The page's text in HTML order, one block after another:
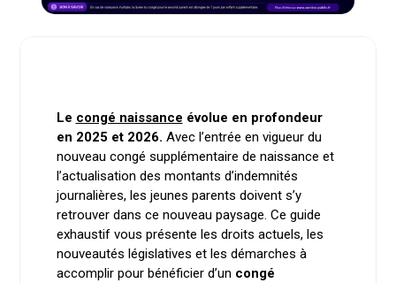
Le congé naissance évolue en profondeur
en 2025 et 2026. Avec l’entrée en vigueur du
nouveau congé supplémentaire de naissance et
l’actualisation des montants d’indemnités
journalières, les jeunes parents doivent s’y
retrouver dans ce nouveau paysage. Ce guide
exhaustif vous présente les droits actuels, les
nouveautés législatives et les démarches à
accomplir pour bénéficier d’un congé